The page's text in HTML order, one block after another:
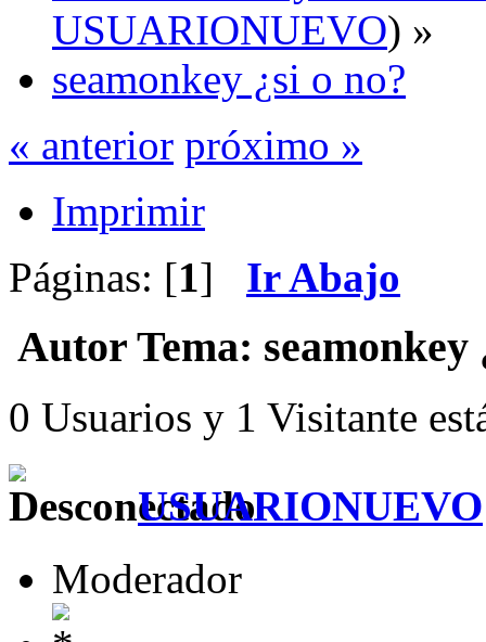
USUARIONUEVO) »
seamonkey ¿si o no?
« anterior próximo »
Imprimir
Páginas: [1] Ir Abajo
Autor Tema:
0 Usuarios y 1 Visitante
USUARIONUEVO
Moderador